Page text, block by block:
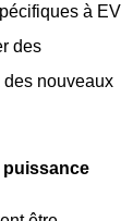
à EV
des
nouveaux
puissance